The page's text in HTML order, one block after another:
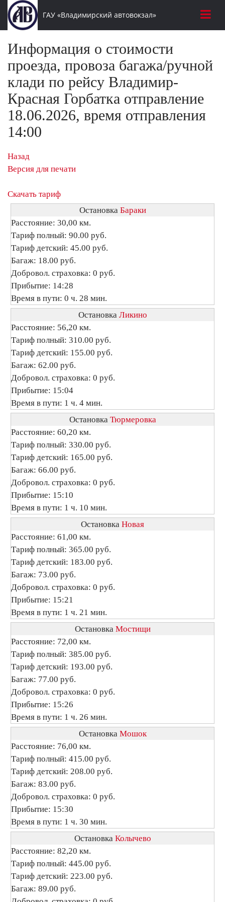
ГАУ «Владимирский автовокзал»
Информация о стоимости
проезда, провоза багажа/ручной
клади по рейсу Владимир-
Красная Горбатка отправление
18.06.2026, время отправления
14:00
Назад
Версия для печати
Скачать тариф
Остановка Бараки
Расстояние: 30,00 км.
Тариф полный: 90.00 руб.
Тариф детский: 45.00 руб.
Багаж: 18.00 руб.
Добровол. страховка: 0 руб.
Прибытие: 14:28
Время в пути: 0 ч. 28 мин.
Остановка Ликино
Расстояние: 56,20 км.
Тариф полный: 310.00 руб.
Тариф детский: 155.00 руб.
Багаж: 62.00 руб.
Добровол. страховка: 0 руб.
Прибытие: 15:04
Время в пути: 1 ч. 4 мин.
Остановка Тюрмеровка
Расстояние: 60,20 км.
Тариф полный: 330.00 руб.
Тариф детский: 165.00 руб.
Багаж: 66.00 руб.
Добровол. страховка: 0 руб.
Прибытие: 15:10
Время в пути: 1 ч. 10 мин.
Остановка Новая
Расстояние: 61,00 км.
Тариф полный: 365.00 руб.
Тариф детский: 183.00 руб.
Багаж: 73.00 руб.
Добровол. страховка: 0 руб.
Прибытие: 15:21
Время в пути: 1 ч. 21 мин.
Остановка Мостищи
Расстояние: 72,00 км.
Тариф полный: 385.00 руб.
Тариф детский: 193.00 руб.
Багаж: 77.00 руб.
Добровол. страховка: 0 руб.
Прибытие: 15:26
Время в пути: 1 ч. 26 мин.
Остановка Мошок
Расстояние: 76,00 км.
Тариф полный: 415.00 руб.
Тариф детский: 208.00 руб.
Багаж: 83.00 руб.
Добровол. страховка: 0 руб.
Прибытие: 15:30
Время в пути: 1 ч. 30 мин.
Остановка Колычево
Расстояние: 82,20 км.
Тариф полный: 445.00 руб.
Тариф детский: 223.00 руб.
Багаж: 89.00 руб.